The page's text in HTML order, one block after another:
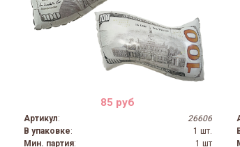
85 руб
Артикул:
26606
В упаковке:
1 шт.
Мин. партия: 1 шт